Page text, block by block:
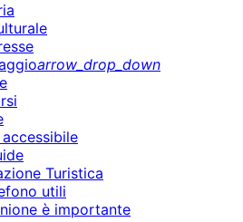
arrow_drop_down
Turistica
utili
è importante